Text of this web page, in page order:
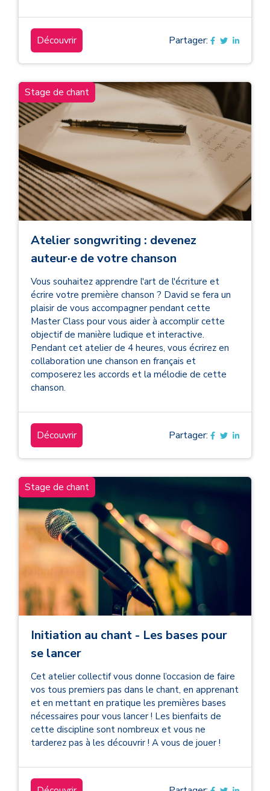
Découvrir Partager:
Stage de chant
Atelier songwriting : devenez
auteur·e de votre chanson
Vous souhaitez apprendre l'art de l'écriture et
écrire votre première chanson ? David se fera un
plaisir de vous accompagner pendant cette
Master Class pour vous aider à accomplir cette
objectif de manière ludique et interactive.
Pendant cet atelier de 4 heures, vous écrirez en
collaboration une chanson en français et
composerez les accords et la mélodie de cette
chanson.
Découvrir Partager:
Stage de chant
Initiation au chant - Les bases pour
se lancer
Cet atelier collectif vous donne l’occasion de faire
vos tous premiers pas dans le chant, en apprenant
et en mettant en pratique les premières bases
nécessaires pour vous lancer ! Les bienfaits de
cette discipline sont nombreux et vous ne
tarderez pas à les découvrir ! A vous de jouer !